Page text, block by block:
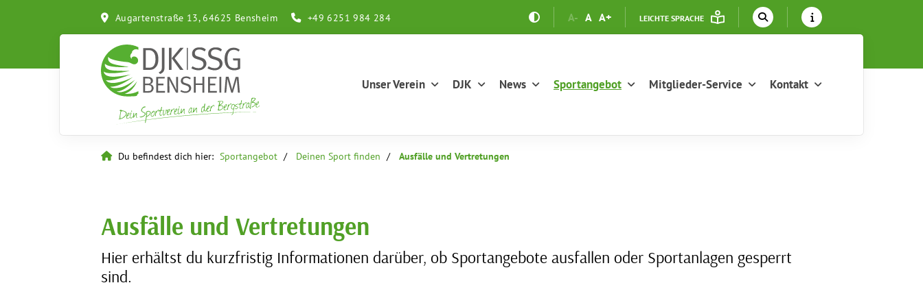
Augartenstraße 13, 64625 Bensheim +49 6251 984 284 A- A A+ LEICHTE SPRACHE
Unser Verein DJK News Sportangebot Mitglieder-Service Kontakt
Du befindest dich hier: Sportangebot Deinen Sport finden Ausfälle und Vertretungen
Ausfälle und Vertretungen
Hier erhältst du kurzfristig Informationen darüber, ob Sportangebote ausfallen oder Sportanlagen gesperrt
sind.